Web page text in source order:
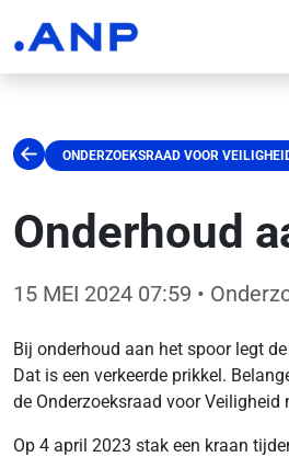
ONDERZOEKSRAAD VOOR
Onderhoud
15 MEI 2024 07:59 •
Bij onderhoud aan het spoor legt
Dat is een verkeerde prikkel.
de Onderzoeksraad voor
Op 4 april 2023 stak een kraan